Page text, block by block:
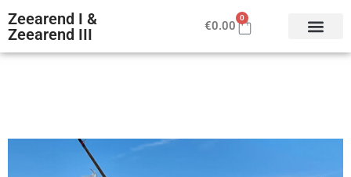
Zeearend I &
Zeearend III
€0.00
0